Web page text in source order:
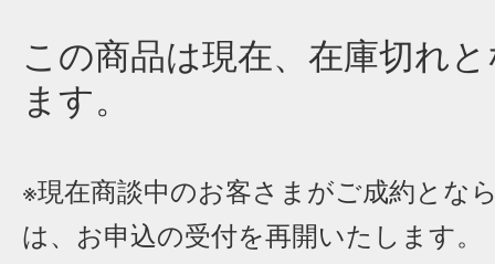
この商品は現在、在庫切れ
ます。
※現在商談中のお客さまがご成約とな
は、お申込の受付を再開いたします。